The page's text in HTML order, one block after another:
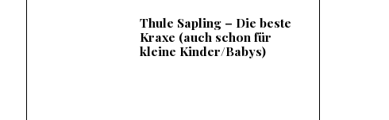
Thule Sapling – Die beste
Kraxe (auch schon für
kleine Kinder/Babys)